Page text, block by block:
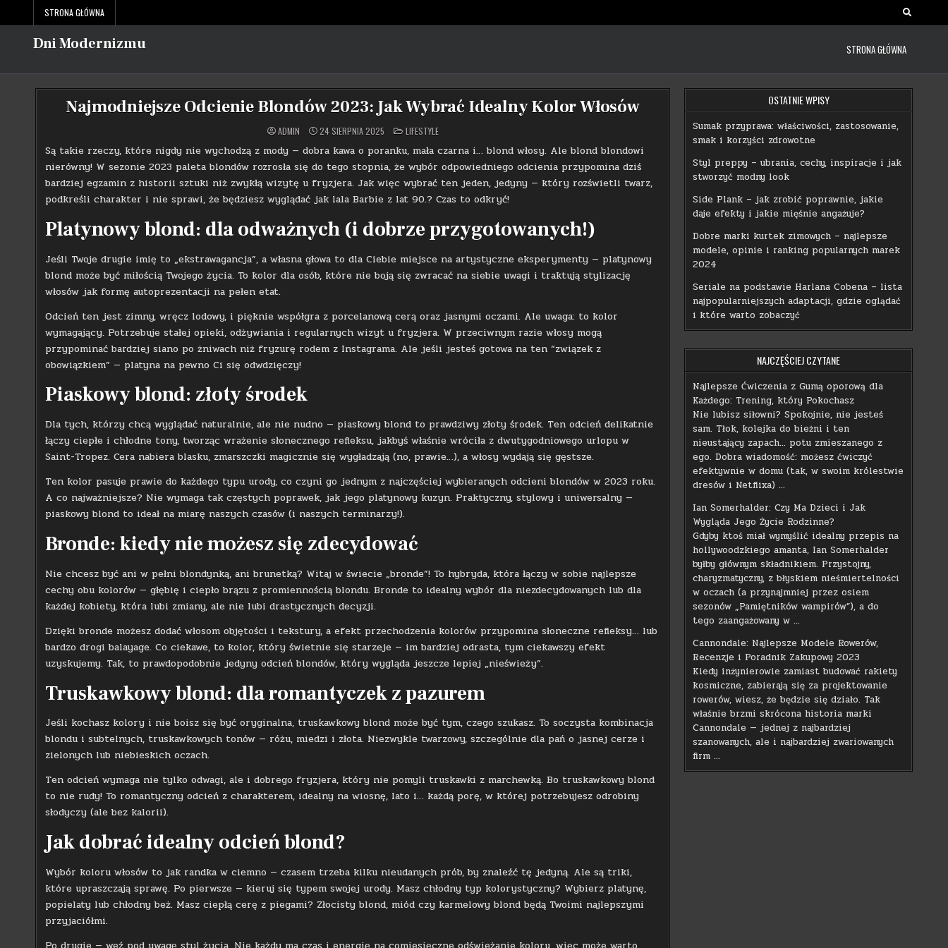
content
STRONA GŁÓWNA
Dni Modernizmu STRONA GŁÓWNA
Najmodniejsze Odcienie Blondów 2023: Jak Wybrać Idealny Kolor Włosów
ADMIN 24 SIERPNIA 2025 POSTED
IN
LIFESTYLE
Są takie rzeczy, które nigdy nie wychodzą z mody — dobra kawa o poranku, mała czarna i… blond włosy. Ale blond blondowi
nierówny! W sezonie 2023 paleta blondów rozrosła się do tego stopnia, że wybór odpowiedniego odcienia przypomina dziś
bardziej egzamin z historii sztuki niż zwykłą wizytę u fryzjera. Jak więc wybrać ten jeden, jedyny — który rozświetli twarz,
podkreśli charakter i nie sprawi, że będziesz wyglądać jak lala Barbie z lat 90.? Czas to odkryć!
Platynowy blond: dla odważnych (i dobrze przygotowanych!)
Jeśli Twoje drugie imię to „ekstrawagancja”, a własna głowa to dla Ciebie miejsce na artystyczne eksperymenty — platynowy
blond może być miłością Twojego życia. To kolor dla osób, które nie boją się zwracać na siebie uwagi i traktują stylizację
włosów jak formę autoprezentacji na pełen etat.
Odcień ten jest zimny, wręcz lodowy, i pięknie współgra z porcelanową cerą oraz jasnymi oczami. Ale uwaga: to kolor
wymagający. Potrzebuje stałej opieki, odżywiania i regularnych wizyt u fryzjera. W przeciwnym razie włosy mogą
przypominać bardziej siano po żniwach niż fryzurę rodem z Instagrama. Ale jeśli jesteś gotowa na ten “związek z
obowiązkiem” — platyna na pewno Ci się odwdzięczy!
Piaskowy blond: złoty środek
Dla tych, którzy chcą wyglądać naturalnie, ale nie nudno — piaskowy blond to prawdziwy złoty środek. Ten odcień delikatnie
łączy ciepłe i chłodne tony, tworząc wrażenie słonecznego refleksu, jakbyś właśnie wróciła z dwutygodniowego urlopu w
Saint-Tropez. Cera nabiera blasku, zmarszczki magicznie się wygładzają (no, prawie…), a włosy wydają się gęstsze.
Ten kolor pasuje prawie do każdego typu urody, co czyni go jednym z najczęściej wybieranych odcieni blondów w 2023 roku.
A co najważniejsze? Nie wymaga tak częstych poprawek, jak jego platynowy kuzyn. Praktyczny, stylowy i uniwersalny —
piaskowy blond to ideał na miarę naszych czasów (i naszych terminarzy!).
Bronde: kiedy nie możesz się zdecydować
Nie chcesz być ani w pełni blondynką, ani brunetką? Witaj w świecie „bronde”! To hybryda, która łączy w sobie najlepsze
cechy obu kolorów — głębię i ciepło brązu z promiennością blondu. Bronde to idealny wybór dla niezdecydowanych lub dla
każdej kobiety, która lubi zmiany, ale nie lubi drastycznych decyzji.
Dzięki bronde możesz dodać włosom objętości i tekstury, a efekt przechodzenia kolorów przypomina słoneczne refleksy… lub
bardzo drogi balayage. Co ciekawe, to kolor, który świetnie się starzeje — im bardziej odrasta, tym ciekawszy efekt
uzyskujemy. Tak, to prawdopodobnie jedyny odcień blondów, który wygląda jeszcze lepiej „nieświeży”.
Truskawkowy blond: dla romantyczek z pazurem
Jeśli kochasz kolory i nie boisz się być oryginalna, truskawkowy blond może być tym, czego szukasz. To soczysta kombinacja
blondu i subtelnych, truskawkowych tonów — różu, miedzi i złota. Niezwykle twarzowy, szczególnie dla pań o jasnej cerze i
zielonych lub niebieskich oczach.
Ten odcień wymaga nie tylko odwagi, ale i dobrego fryzjera, który nie pomyli truskawki z marchewką. Bo truskawkowy blond
to nie rudy! To romantyczny odcień z charakterem, idealny na wiosnę, lato i… każdą porę, w której potrzebujesz odrobiny
słodyczy (ale bez kalorii).
Jak dobrać idealny odcień blond?
Wybór koloru włosów to jak randka w ciemno — czasem trzeba kilku nieudanych prób, by znaleźć tę jedyną. Ale są triki,
które upraszczają sprawę. Po pierwsze — kieruj się typem swojej urody. Masz chłodny typ kolorystyczny? Wybierz platynę,
popielaty lub chłodny beż. Masz ciepłą cerę z piegami? Złocisty blond, miód czy karmelowy blond będą Twoimi najlepszymi
przyjaciółmi.
OSTATNIE WPISY
Sumak przyprawa: właściwości, zastosowanie,
smak i korzyści zdrowotne
Styl preppy – ubrania, cechy, inspiracje i jak
stworzyć modny look
Side Plank – jak zrobić poprawnie, jakie
daje efekty i jakie mięśnie angażuje?
Dobre marki kurtek zimowych – najlepsze
modele, opinie i ranking popularnych marek
2024
Seriale na podstawie Harlana Cobena – lista
najpopularniejszych adaptacji, gdzie oglądać
i które warto zobaczyć
NAJCZĘŚCIEJ CZYTANE
Najlepsze Ćwiczenia z Gumą oporową dla
Każdego: Trening, który Pokochasz
Nie lubisz siłowni? Spokojnie, nie jesteś
sam. Tłok, kolejka do bieżni i ten
nieustający zapach… potu zmieszanego z
ego. Dobra wiadomość: możesz ćwiczyć
efektywnie w domu (tak, w swoim królestwie
dresów i Netflixa) …
Ian Somerhalder: Czy Ma Dzieci i Jak
Wygląda Jego Życie Rodzinne?
Gdyby ktoś miał wymyślić idealny przepis na
hollywoodzkiego amanta, Ian Somerhalder
byłby głównym składnikiem. Przystojny,
charyzmatyczny, z błyskiem nieśmiertelności
w oczach (a przynajmniej przez osiem
sezonów „Pamiętników wampirów”), a do
tego zaangażowany w …
Cannondale: Najlepsze Modele Rowerów,
Recenzje i Poradnik Zakupowy 2023
Kiedy inżynierowie zamiast budować rakiety
kosmiczne, zabierają się za projektowanie
rowerów, wiesz, że będzie się działo. Tak
właśnie brzmi skrócona historia marki
Cannondale — jednej z najbardziej
szanowanych, ale i najbardziej zwariowanych
firm …